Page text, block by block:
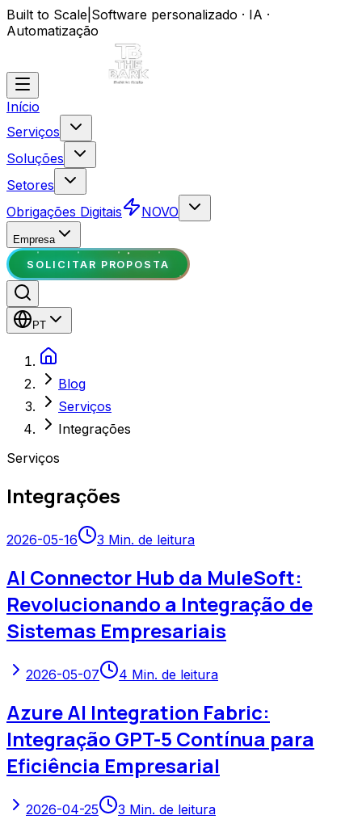
Built to Scale Software personalizado · IA ·
Automatização
Início
Serviços
Soluções
Setores
Obrigações Digitais
NOVO
Empresa
SOLICITAR PROPOSTA
PT
Blog
Serviços
Integrações
Serviços
Integrações
2026-05-16 3 Min. de leitura
AI Connector Hub da MuleSoft:
Revolucionando a Integração de
Sistemas Empresariais
2026-05-07 4 Min. de leitura
Azure AI Integration Fabric:
Integração GPT-5 Contínua para
Eficiência Empresarial
2026-04-25 3 Min. de leitura